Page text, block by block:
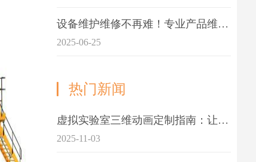
设备维护维修不再难！专业产品维护三维动画演示定制指南
2025-06-25
热门新闻
虚拟实验室三维动画定制指南：让科学教学更生动
2025-11-03